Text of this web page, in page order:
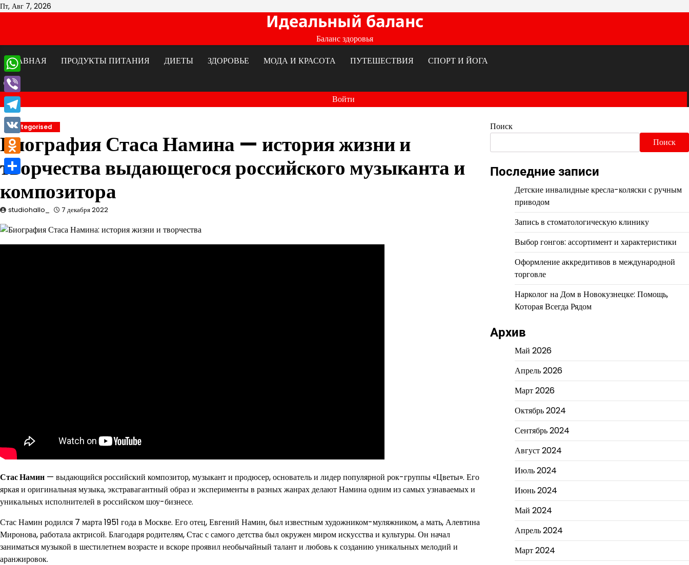
Перейти
Пт, Авг 7, 2026
Идеальный баланс
Баланс здоровья
ГЛАВНАЯ
ПРОДУКТЫ ПИТАНИЯ ДИЕТЫ ЗДОРОВЬЕ МОДА И КРАСОТА ПУТЕШЕСТВИЯ СПОРТ И ЙОГА
Войти
Uncategorised
Биография Стаса Намина — история жизни и
творчества выдающегося российского музыканта и
композитора
studiohallo_ 7 декабря 2022
Стас Намин — выдающийся российский композитор, музыкант и продюсер, основатель и лидер популярной рок-группы «Цветы». Его
яркая и оригинальная музыка, экстравагантный образ и эксперименты в разных жанрах делают Намина одним из самых узнаваемых и
уникальных исполнителей в российском шоу-бизнесе.
Стас Намин родился 7 марта 1951 года в Москве. Его отец, Евгений Намин, был известным художником-муляжником, а мать, Алевтина
Миронова, работала актрисой. Благодаря родителям, Стас с самого детства был окружен миром искусства и культуры. Он начал
заниматься музыкой в шестилетнем возрасте и вскоре проявил необычайный талант и любовь к созданию уникальных мелодий и
аранжировок.
Поиск
Поиск
Последние записи
Детские инвалидные кресла-коляски с ручным
приводом
Запись в стоматологическую клинику
Выбор гонгов: ассортимент и характеристики
Оформление аккредитивов в международной
торговле
Нарколог на Дом в Новокузнецке: Помощь,
Которая Всегда Рядом
Архив
Май 2026
Апрель 2026
Март 2026
Октябрь 2024
Сентябрь 2024
Август 2024
Июль 2024
Июнь 2024
Май 2024
Апрель 2024
Март 2024
WhatsApp
Viber
Telegram
VK
Odnoklassniki
Отправить